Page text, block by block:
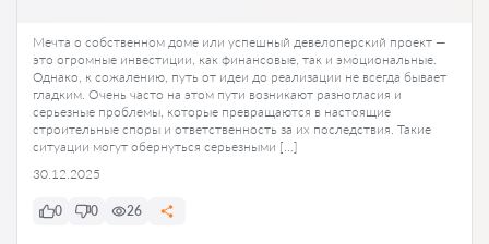
Мечта о собственном доме или успешный девелоперский проект —
это огромные инвестиции, как финансовые, так и эмоциональные.
Однако, к сожалению, путь от идеи до реализации не всегда бывает
гладким. Очень часто на этом пути возникают разногласия и
серьезные проблемы, которые превращаются в настоящие
строительные споры и ответственность за их последствия. Такие
ситуации могут обернуться серьезными […]
30.12.2025
0 0 26